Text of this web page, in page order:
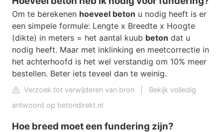
Om te berekenen hoeveel beton u nodig heeft is er
een simpele formule: Lengte x Breedte x Hoogte
(dikte) in meters = het aantal kuub beton dat u
nodig heeft. Maar met inklinking en meetcorrectie in
het achterhoofd is het wel verstandig om 10% meer
bestellen. Beter iets teveel dan te weinig.
Verzoek tot verwijderen van bron
Bekijk volledig
antwoord op betondirekt.nl
Hoe breed moet een fundering zijn?